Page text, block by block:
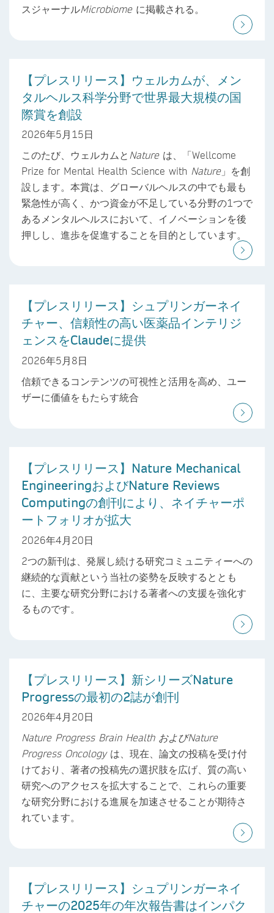
スジャーナルMicrobiome に掲載される。
【プレスリリース】ウェルカムが、メン
タルヘルス科学分野で世界最大規模の国
際賞を創設
2026年5月15日
このたび、ウェルカムとNature は、「Wellcome
Prize for Mental Health Science with Nature」を創
設します。本賞は、グローバルヘルスの中でも最も
緊急性が高く、かつ資金が不足している分野の1つで
あるメンタルヘルスにおいて、イノベーションを後
押しし、進歩を促進することを目的としています。
【プレスリリース】シュプリンガーネイ
チャー、信頼性の高い医薬品インテリジ
ェンスをClaudeに提供
2026年5月8日
信頼できるコンテンツの可視性と活用を高め、ユー
ザーに価値をもたらす統合
【プレスリリース】Nature Mechanical
EngineeringおよびNature Reviews
Computingの創刊により、ネイチャーポ
ートフォリオが拡大
2026年4月20日
2つの新刊は、発展し続ける研究コミュニティーへの
継続的な貢献という当社の姿勢を反映するととも
に、主要な研究分野における著者への支援を強化す
るものです。
【プレスリリース】新シリーズNature
Progressの最初の2誌が創刊
2026年4月20日
Nature Progress Brain Health およびNature
Progress Oncology は、現在、論文の投稿を受け付
けており、著者の投稿先の選択肢を広げ、質の高い
研究へのアクセスを拡大することで、これらの重要
な研究分野における進展を加速させることが期待さ
れています。
【プレスリリース】シュプリンガーネイ
チャーの2025年の年次報告書はインパク